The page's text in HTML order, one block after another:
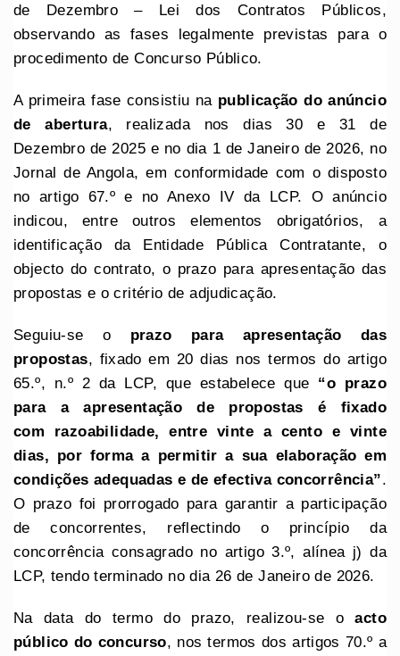
de Dezembro – Lei dos Contratos Públicos,
observando as fases legalmente previstas para o
procedimento de Concurso Público.
A primeira fase consistiu na publicação do anúncio
de abertura, realizada nos dias 30 e 31 de
Dezembro de 2025 e no dia 1 de Janeiro de 2026, no
Jornal de Angola, em conformidade com o disposto
no artigo 67.º e no Anexo IV da LCP. O anúncio
indicou, entre outros elementos obrigatórios, a
identificação da Entidade Pública Contratante, o
objecto do contrato, o prazo para apresentação das
propostas e o critério de adjudicação.
Seguiu-se o prazo para apresentação das
propostas, fixado em 20 dias nos termos do artigo
65.º, n.º 2 da LCP, que estabelece que “o prazo
para a apresentação de propostas é fixado
com
razoabilidade, entre vinte a cento e vinte
dias, por forma a permitir a sua elaboração em
condições adequadas e de efectiva concorrência”.
O prazo foi prorrogado para garantir a participação
de concorrentes, reflectindo o princípio da
concorrência consagrado no artigo 3.º, alínea j) da
LCP, tendo terminado no dia 26 de Janeiro de 2026.
Na data do termo do prazo, realizou-se oacto
público do concurso, nos termos dos artigos 70.º a